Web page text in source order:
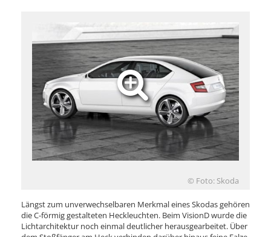
© Foto: Skoda
Längst zum unverwechselbaren Merkmal eines Skodas gehören
die C-förmig gestalteten Heckleuchten. Beim VisionD wurde die
Lichtarchitektur noch einmal deutlicher herausgearbeitet. Über